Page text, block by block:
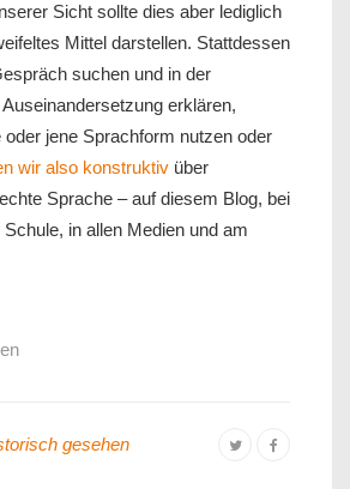
Sicht sollte dies aber lediglich
Mittel darstellen. Stattdessen
suchen und in der
erklären,
jene Sprachform nutzen oder
wir also konstruktiv über
Sprache – auf diesem Blog, bei
in allen Medien und am
gesehen